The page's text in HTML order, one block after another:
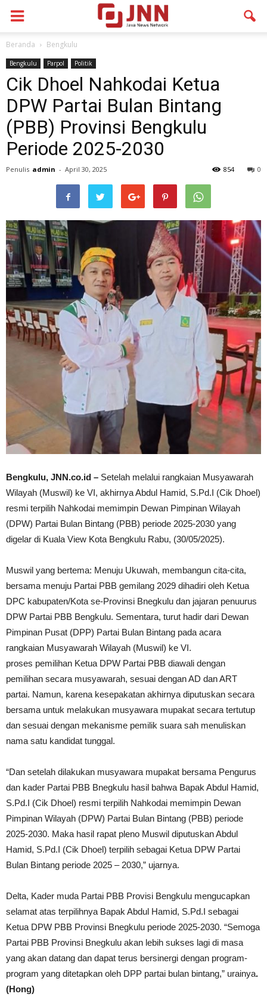
Beranda Bengkulu
Bengkulu Parpol Politik
Cik Dhoel Nahkodai Ketua
DPW Partai Bulan Bintang
(PBB) Provinsi Bengkulu
Periode 2025-2030
Penulis admin - April 30, 2025 0
854
Bengkulu, JNN.co.id – Setelah melalui rangkaian Musyawarah
Wilayah (Muswil) ke VI, akhirnya Abdul Hamid, S.Pd.I (Cik Dhoel)
resmi terpilih Nahkodai memimpin Dewan Pimpinan Wilayah
(DPW) Partai Bulan Bintang (PBB) periode 2025-2030 yang
digelar di Kuala View Kota Bengkulu Rabu, (30/05/2025).
Muswil yang bertema: Menuju Ukuwah, membangun cita-cita,
bersama menuju Partai PBB gemilang 2029 dihadiri oleh Ketua
DPC kabupaten/Kota se-Provinsi Bnegkulu dan jajaran penuurus
DPW Partai PBB Bengkulu. Sementara, turut hadir dari Dewan
Pimpinan Pusat (DPP) Partai Bulan Bintang pada acara
rangkaian Musyawarah Wilayah (Muswil) ke VI.
proses pemilihan Ketua DPW Partai PBB diawali dengan
pemilihan secara musyawarah, sesuai dengan AD dan ART
partai. Namun, karena kesepakatan akhirnya diputuskan secara
bersama untuk melakukan musyawara mupakat secara tertutup
dan sesuai dengan mekanisme pemilik suara sah menuliskan
nama satu kandidat tunggal.
“Dan setelah dilakukan musyawara mupakat bersama Pengurus
dan kader Partai PBB Bnegkulu hasil bahwa Bapak Abdul Hamid,
S.Pd.I (Cik Dhoel) resmi terpilih Nahkodai memimpin Dewan
Pimpinan Wilayah (DPW) Partai Bulan Bintang (PBB) periode
2025-2030. Maka hasil rapat pleno Muswil diputuskan Abdul
Hamid, S.Pd.I (Cik Dhoel) terpilih sebagai Ketua DPW Partai
Bulan Bintang periode 2025 – 2030,” ujarnya.
Delta, Kader muda Partai PBB Provisi Bengkulu mengucapkan
selamat atas terpilihnya Bapak Abdul Hamid, S.Pd.I sebagai
Ketua DPW PBB Provinsi Bnegkulu periode 2025-2030. “Semoga
Partai PBB Provinsi Bnegkulu akan lebih sukses lagi di masa
yang akan datang dan dapat terus bersinergi dengan program-
program yang ditetapkan oleh DPP partai bulan bintang,” urainya.
(Hong)